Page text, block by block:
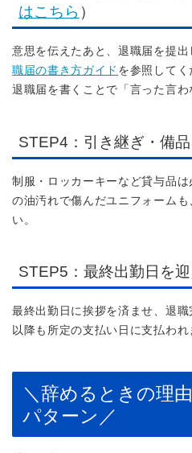
はこちら ）
意思を伝えたあと、退職届を提
職届の書き方ガイド を参照して
退職届を書くことで「言った言わ
STEP4：引き継ぎ・備
制服・ロッカーキーなど貸与品
の油汚れで傷んだユニフォーム
い。
STEP5：最終出勤日を
最終出勤日に挨拶を済ませ、退
以降も所定の支払い日に支払われ
＼辞めるときの理
パターン／